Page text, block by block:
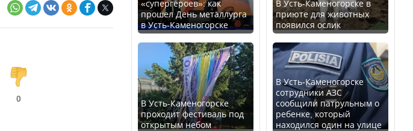
0
Казахстан возглавил
рейтинг благополучия
среди стран Центральной
Азии
В России введены
дополнительные
ограничения для
казахстанских прав
«супергероев»: как
прошел День металлурга
в Усть-Каменогорске
В Усть-Каменогорске
проходит фестиваль под
открытым небом
В Усть-Каменогорске в
приюте для животных
появился ослик
В Усть-Каменогорске
сотрудники АЗС
сообщили патрульным о
ребенке, который
находился один на улице